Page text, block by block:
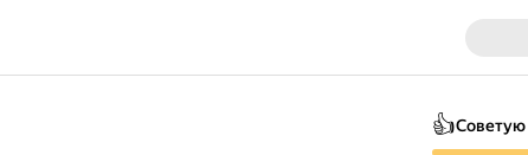
👍Советую